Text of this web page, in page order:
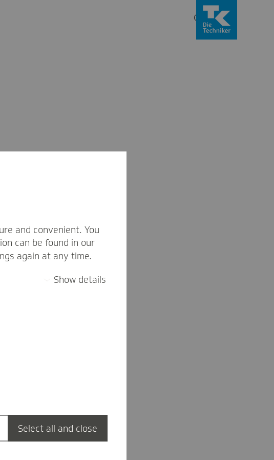
and convenient. You
can be found in our
again at any time.
Show details
Select all and close